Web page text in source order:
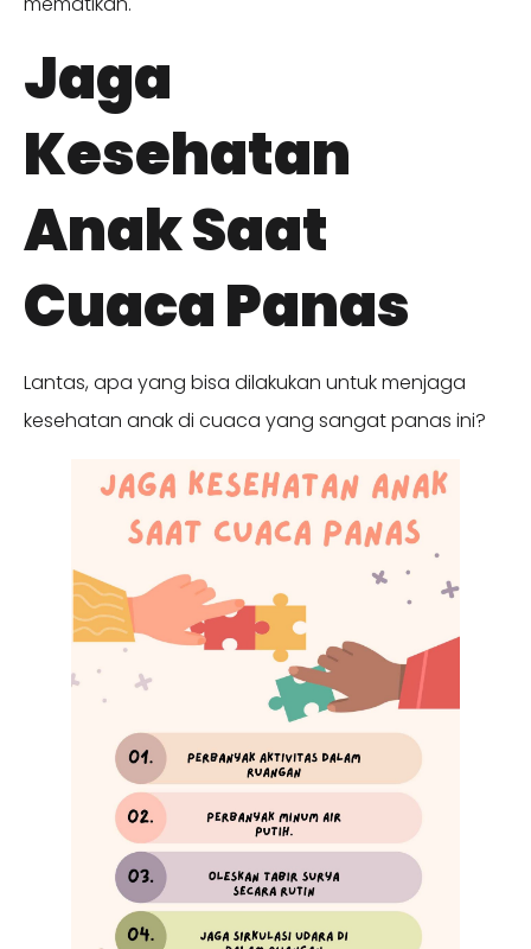
Jaga
Kesehatan
Anak Saat
Cuaca Panas
Lantas, apa yang bisa dilakukan untuk menjaga
kesehatan anak di cuaca yang sangat panas ini?